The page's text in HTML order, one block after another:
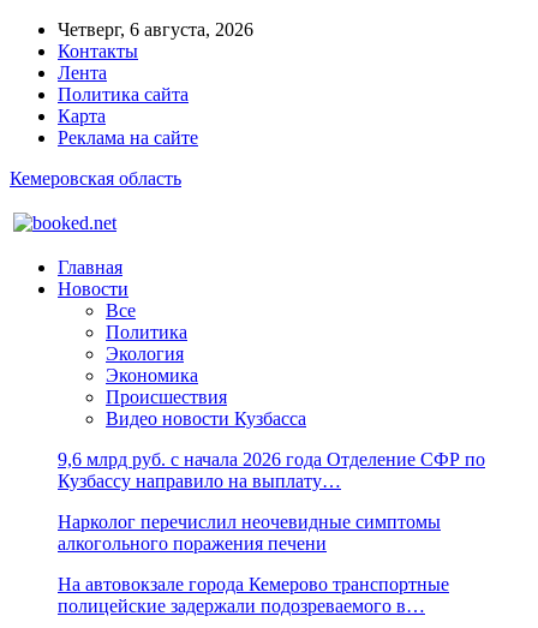
Четверг, 6 августа, 2026
Контакты
Лента
Политика сайта
Карта
Реклама на сайте
Кемеровская область
Главная
Новости
Все
Политика
Экология
Экономика
Происшествия
Видео новости Кузбасса
9,6 млрд руб. с начала 2026 года Отделение СФР по
Кузбассу направило на выплату…
Нарколог перечислил неочевидные симптомы
алкогольного поражения печени
На автовокзале города Кемерово транспортные
полицейские задержали подозреваемого в…